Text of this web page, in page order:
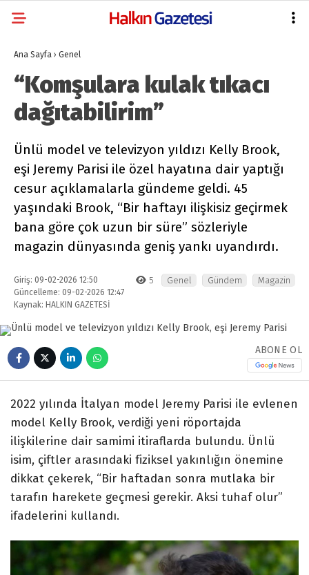
Ana Sayfa › Genel
“Komşulara kulak tıkacı
dağıtabilirim”
Ünlü model ve televizyon yıldızı Kelly Brook,
eşi Jeremy Parisi ile özel hayatına dair yaptığı
cesur açıklamalarla gündeme geldi. 45
yaşındaki Brook, “Bir haftayı ilişkisiz geçirmek
bana göre çok uzun bir süre” sözleriyle
magazin dünyasında geniş yankı uyandırdı.
Giriş: 09-02-2026 12:50
Güncelleme: 09-02-2026 12:47
Kaynak: HALKIN GAZETESİ
5 Genel Gündem Magazin
ABONE OL
2022 yılında İtalyan model Jeremy Parisi ile evlenen
model Kelly Brook, verdiği yeni röportajda
ilişkilerine dair samimi itiraflarda bulundu. Ünlü
isim, çiftler arasındaki fiziksel yakınlığın önemine
dikkat çekerek, “Bir haftadan sonra mutlaka bir
tarafın harekete geçmesi gerekir. Aksi tuhaf olur”
ifadelerini kullandı.